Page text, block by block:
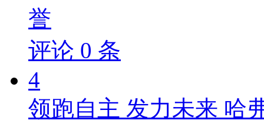
誉
评论 0 条
4
领跑自主 发力未来 哈